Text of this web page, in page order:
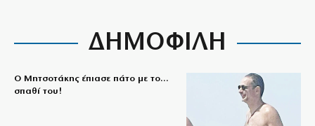
ΔΗΜΟΦΙΛΗ
Ο Μητσοτάκης έπιασε πάτο με το…
σπαθί του!